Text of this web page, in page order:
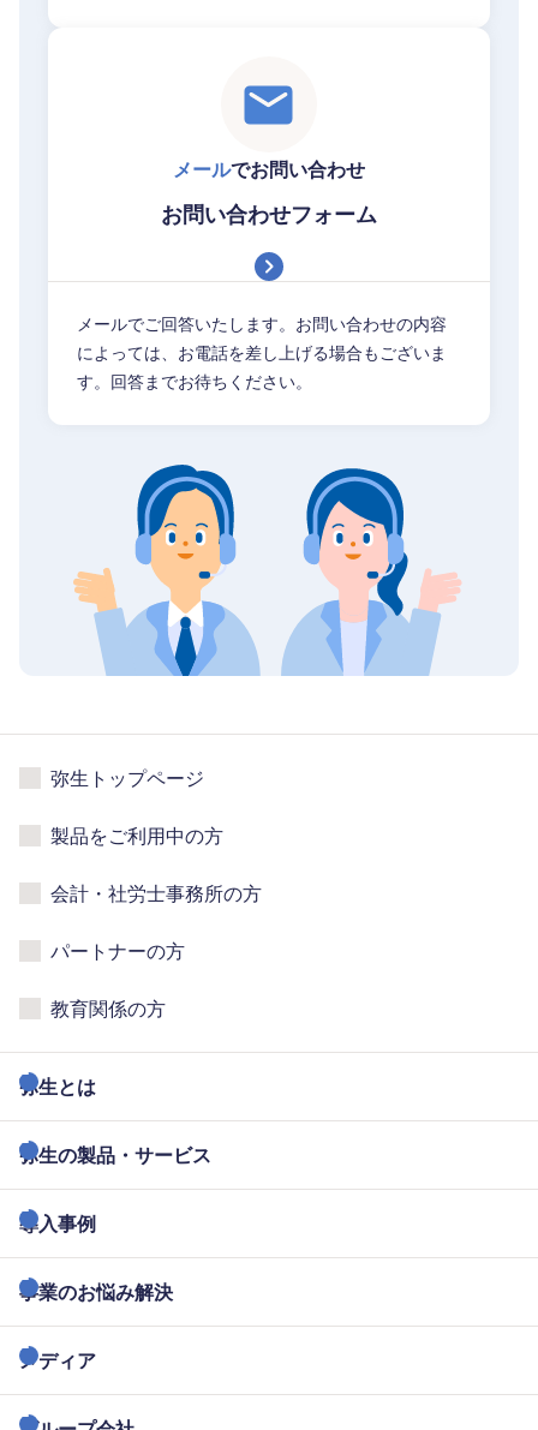
メールでお問い合わせ
お問い合わせフォーム
メールでご回答いたします。お問い合わせの内容
によっては、お電話を差し上げる場合もございま
す。回答までお待ちください。
弥生トップページ
製品をご利用中の方
会計・社労士事務所の方
パートナーの方
教育関係の方
弥生とは
弥生の製品・サービス
導入事例
事業のお悩み解決
メディア